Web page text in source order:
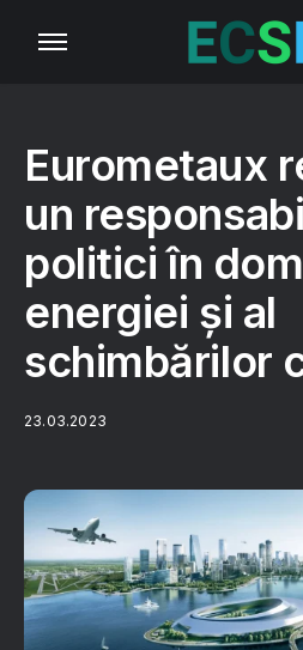
Eurometaux
un
politici în
energiei și al
schimbărilor
23.03.2023